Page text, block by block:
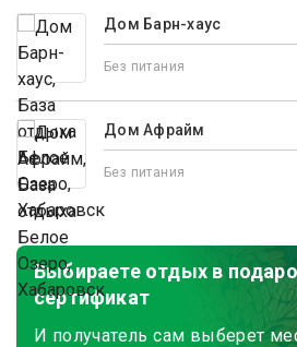
Дом Барн-хаус
Без питания
Дом Афрайм
Без питания
Выбираете отдых в
сертификат
И получатель сам выберет